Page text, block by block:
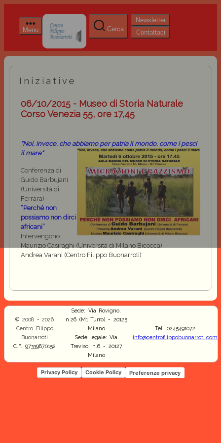
Menu Cerca
Newsletter
Contattaci
Iniziative
06/10/2015 - Museo di Storia Naturale
Corso Venezia 55, ore 17,45
“Noi, invece, che abbiamo per patria il mondo, come i pesci
il mare“
Conferenza di
Guido Barbujani
(Università di
Ferrara)
“Perché non
possiamo non dirci
africani”
Intervengono:
Maurizio Casiraghi (Università di Milano Bicocca)
Andrea Varani (Centro Filippo Buonarroti)
© 2008 - 2026
Centro Filippo
Buonarroti
C.F. 97339870152
Sede: Via Rovigno,
n.26 (M1 Turro) - 20125
Milano
Sede legale: Via
Treviso, n.6 - 20127
Milano
Tel. 0245491072
info@centrofilippobuonarroti.com
Privacy Policy Cookie Policy Preferenze privacy